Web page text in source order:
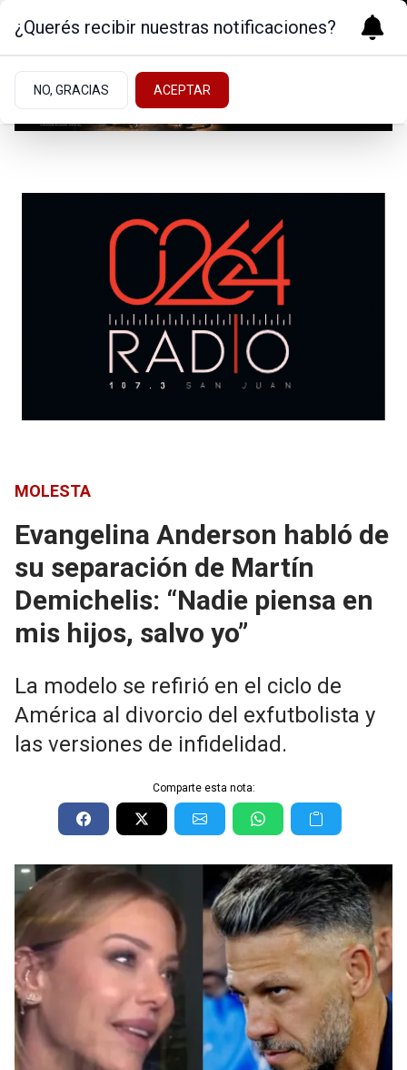
MOLESTA
Evangelina Anderson habló de
su separación de Martín
Demichelis: “Nadie piensa en
mis hijos, salvo yo”
La modelo se refirió en el ciclo de
América al divorcio del exfutbolista y
las versiones de infidelidad.
Comparte esta nota:
¿Querés recibir nuestras notificaciones?
NO, GRACIAS ACEPTAR